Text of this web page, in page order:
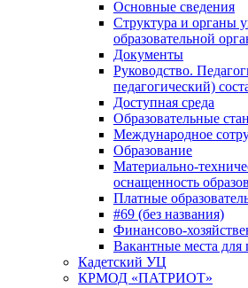
Основные сведения
Структура и органы
образовательной
Документы
Руководство.
педагогический)
Доступная среда
Образовательные
Международное
Образование
Материально-
оснащенность
Платные
#69 (без названия)
Финансово-
Вакантные места для
Кадетский УЦ
КРМОД «ПАТРИОТ»